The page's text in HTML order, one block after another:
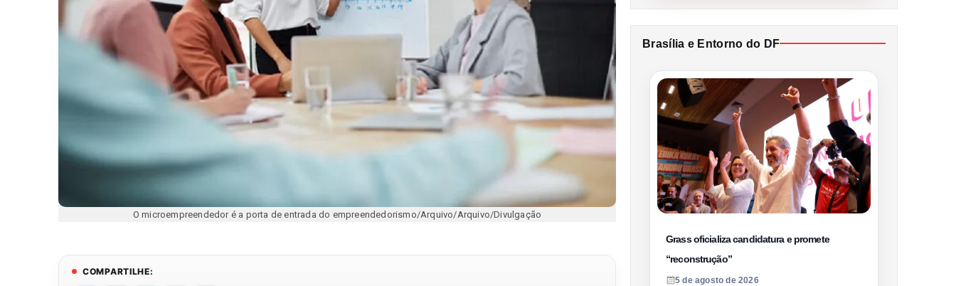
O microempreendedor é a porta de entrada do empreendedorismo/Arquivo/Arquivo/Divulgação
COMPARTILHE:
Brasília e Entorno do DF
Grass oficializa candidatura e promete
“reconstrução”
5 de agosto de 2026